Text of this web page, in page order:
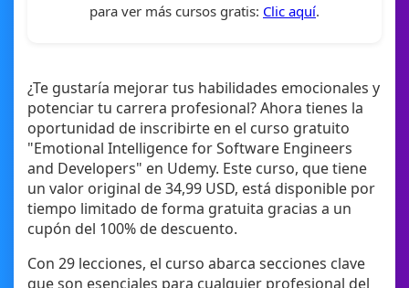
para ver más cursos gratis: Clic aquí.
¿Te gustaría mejorar tus habilidades emocionales y
potenciar tu carrera profesional? Ahora tienes la
oportunidad de inscribirte en el curso gratuito
"Emotional Intelligence for Software Engineers
and Developers" en Udemy. Este curso, que tiene
un valor original de 34,99 USD, está disponible por
tiempo limitado de forma gratuita gracias a un
cupón del 100% de descuento.
Con 29 lecciones, el curso abarca secciones clave
que son esenciales para cualquier profesional del